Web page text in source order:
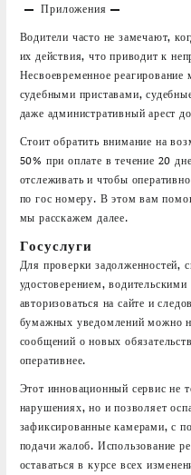
Приложения
Водители часто не замечают,
их действия, что приводит к
Несвоевременное реагирование
судебными приставами,
даже административный арест
Стоит обратить внимание на
50% при оплате в течение 20
отслеживать и чтобы
по гос номеру. В этом вам
мы расскажем далее.
Госуслуги
Для проверки задолженностей,
удостоверением,
авторизоваться на сайте и
бумажных уведомлений можно
сообщений о новых
оперативнее.
Этот инновационный сервис не
нарушениях, но и позволяет
зафиксированные камерами, с
подачи жалоб. Использование
оставаться в курсе всех